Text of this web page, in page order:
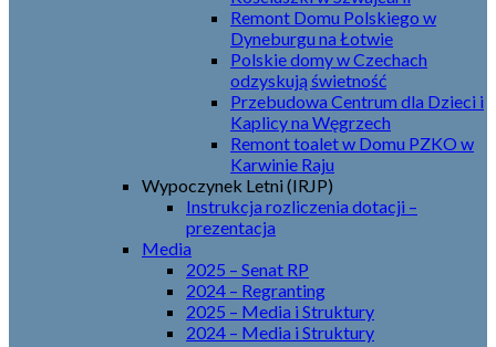
Remont Domu Polskiego w
Dyneburgu na Łotwie
Polskie domy w Czechach
odzyskują świetność
Przebudowa Centrum dla Dzieci i
Kaplicy na Węgrzech
Remont toalet w Domu PZKO w
Karwinie Raju
Wypoczynek Letni (IRJP)
Instrukcja rozliczenia dotacji –
prezentacja
Media
2025 – Senat RP
2024 – Regranting
2025 – Media i Struktury
2024 – Media i Struktury